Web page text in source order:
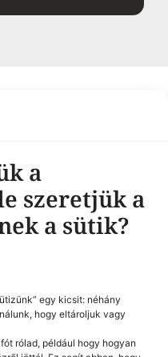
a
szeretjük a
a sütik?
egy kicsit: néhány
hogy eltároljuk vagy
rólad, például hogy hogyan
|Impresszum
2026